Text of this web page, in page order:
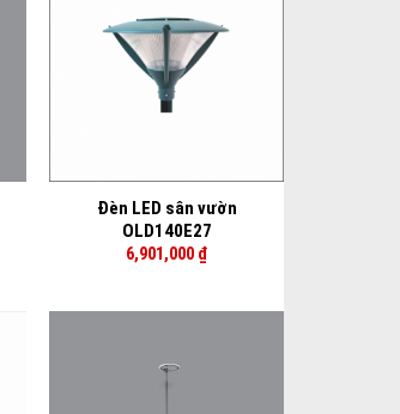
Đèn LED sân vườn
OLD140E27
6,901,000 ₫